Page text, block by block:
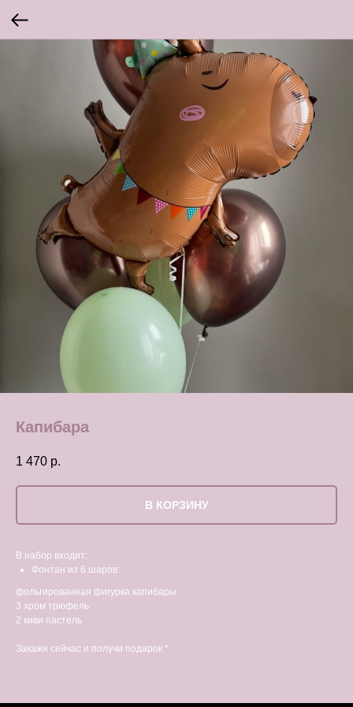
Капибара
1 470 р.
В КОРЗИНУ
В набор входит:
Фонтан из 6 шаров:
фольгированная фигурка капибары
3 хром трюфель
2 киви пастель
Закажи сейчас и получи подарок *